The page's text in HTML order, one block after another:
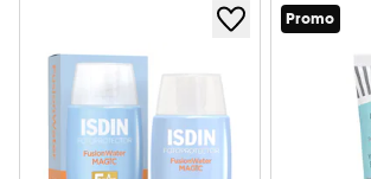
Promo